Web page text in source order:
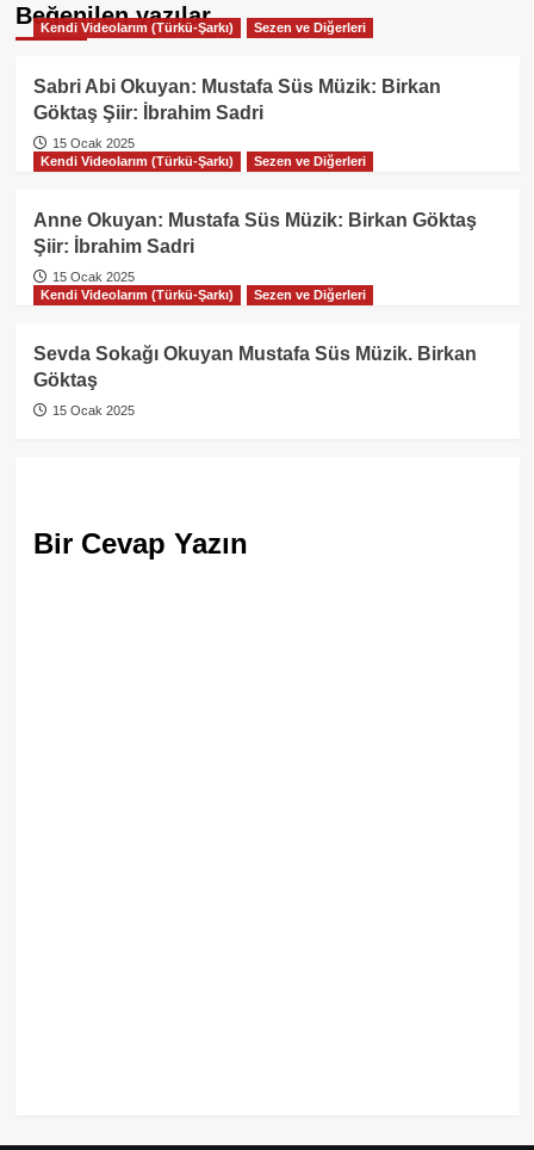
Beğenilen yazılar
Kendi Videolarım (Türkü-Şarkı) Sezen ve Diğerleri
Sabri Abi Okuyan: Mustafa Süs Müzik: Birkan
Göktaş Şiir: İbrahim Sadri
15 Ocak 2025
Kendi Videolarım (Türkü-Şarkı)
Sezen ve Diğerleri
Anne Okuyan: Mustafa Süs Müzik: Birkan Göktaş
Şiir: İbrahim Sadri
15 Ocak 2025
Kendi Videolarım (Türkü-Şarkı)
Sezen ve Diğerleri
Sevda Sokağı Okuyan Mustafa Süs Müzik. Birkan
Göktaş
15 Ocak 2025
Bir Cevap Yazın